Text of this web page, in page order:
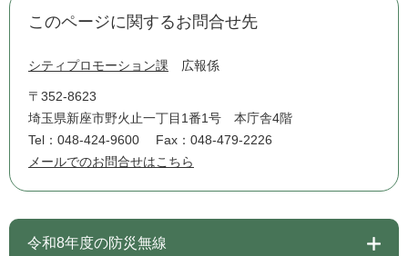
このページに関するお問合せ先
シティプロモーション課 広報係
〒352-8623
埼玉県新座市野火止一丁目1番1号 本庁舎4階
Tel：048-424-9600
Fax：048-479-2226
メールでのお問合せはこちら
令和8年度の防災無線